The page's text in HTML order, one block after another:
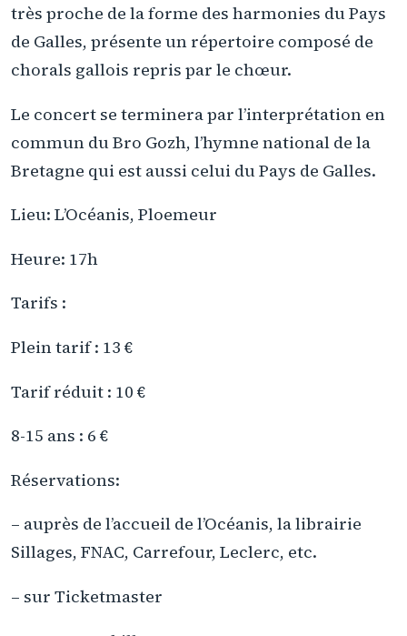
très proche de la forme des harmonies du Pays
de Galles, présente un répertoire composé de
chorals gallois repris par le chœur.
Le concert se terminera par l’interprétation en
commun du Bro Gozh, l’hymne national de la
Bretagne qui est aussi celui du Pays de Galles.
Lieu: L’Océanis, Ploemeur
Heure: 17h
Tarifs :
Plein tarif : 13 €
Tarif réduit : 10 €
8-15 ans : 6 €
Réservations:
– auprès de l’accueil de l’Océanis, la librairie
Sillages, FNAC, Carrefour, Leclerc, etc.
– sur Ticketmaster